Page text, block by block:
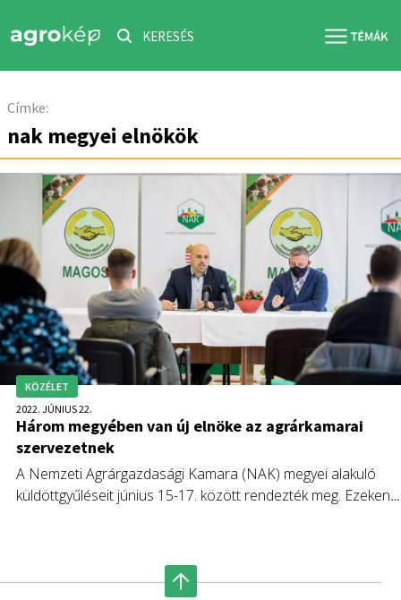
KERESÉS
Címke:
nak megyei elnökök
KÖZÉLET
2022. JÚNIUS 22.
Három megyében van új elnöke az agrárkamarai
szervezetnek
A Nemzeti Agrárgazdasági Kamara (NAK) megyei alakuló
küldöttgyűléseit június 15-17. között rendezték meg. Ezeken